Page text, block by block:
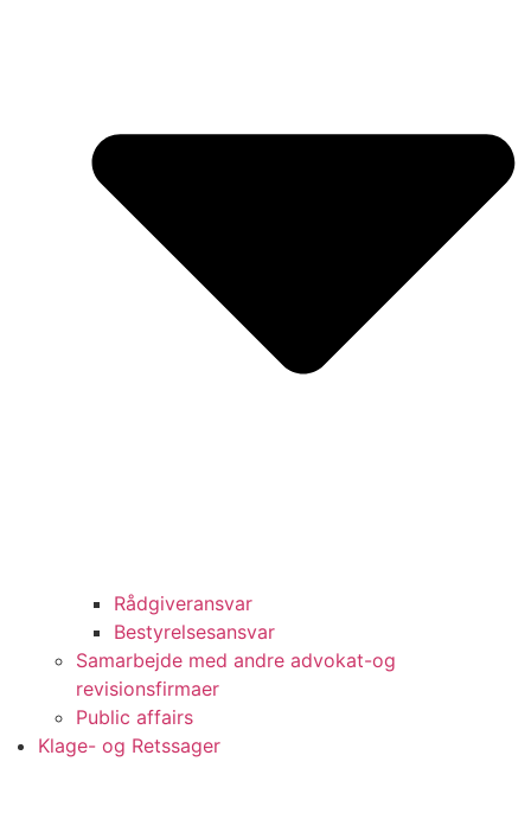
Rådgiveransvar
Bestyrelsesansvar
Samarbejde med andre advokat-og
revisionsfirmaer
Public affairs
Klage- og Retssager